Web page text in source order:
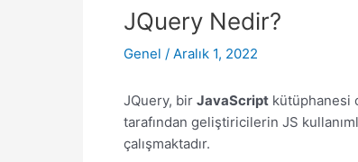
JQuery Nedir?
Genel / Aralık 1, 2022
JQuery, bir JavaScriptkütüphanesi
tarafından geliştiricilerin JS
çalışmaktadır.